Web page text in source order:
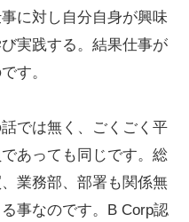
に対し自分自身が興味
実践する。結果仕事が
す。
では無く、ごくごく平
あっても同じです。総
業務部、部署も関係無
事なのです。B Corp認